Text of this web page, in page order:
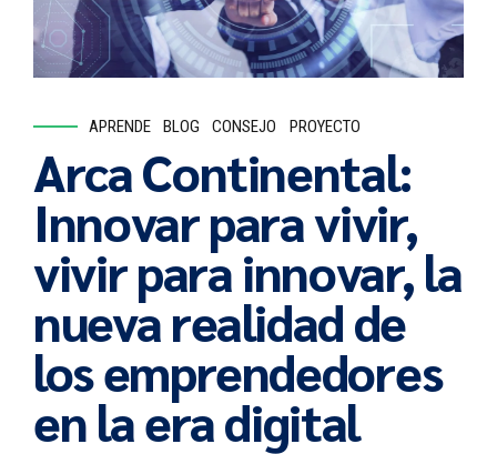
APRENDE BLOG CONSEJO PROYECTO
Arca Continental:
Innovar para vivir,
vivir para innovar, la
nueva realidad de
los emprendedores
en la era digital